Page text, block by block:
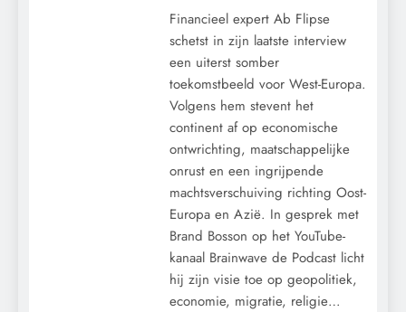
Financieel expert Ab Flipse
schetst in zijn laatste interview
een uiterst somber
toekomstbeeld voor West-Europa.
Volgens hem stevent het
continent af op economische
ontwrichting, maatschappelijke
onrust en een ingrijpende
machtsverschuiving richting Oost-
Europa en Azië. In gesprek met
Brand Bosson op het YouTube-
kanaal Brainwave de Podcast licht
hij zijn visie toe op geopolitiek,
economie, migratie, religie…